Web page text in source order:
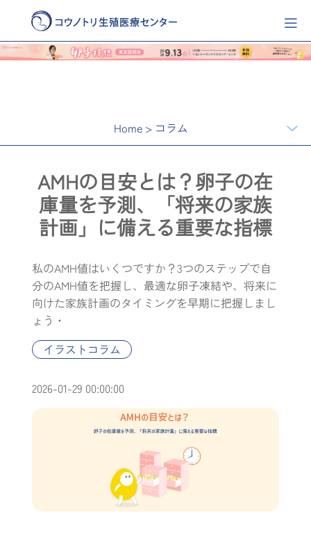
Home> コラム
AMHの目安とは？卵子の在
庫量を予測、「将来の家族
計画」に備える重要な指標
私のAMH値はいくつですか？3つのステップで自
分のAMH値を把握し、最適な卵子凍結や、将来に
向けた家族計画のタイミングを早期に把握しまし
ょう・
イラストコラム
2026-01-29 00:00:00